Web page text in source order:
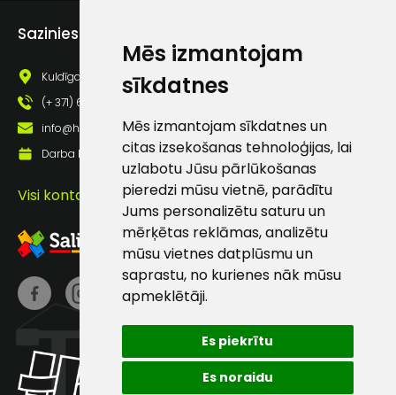
Mēs izmantojam
sīkdatnes
Mēs izmantojam sīkdatnes un
citas izsekošanas tehnoloģijas, lai
uzlabotu Jūsu pārlūkošanas
pieredzi mūsu vietnē, parādītu
Jums personalizētu saturu un
mērķētas reklāmas, analizētu
mūsu vietnes datplūsmu un
saprastu, no kurienes nāk mūsu
apmeklētāji.
Es piekrītu
Es noraidu
Sazinies ar mums
Kuldīgas iela 69a, Saldus, Saldus nov., LV - 3801
(+ 371) 63 881 186
info@hards.lv
Darba laiks: Darbadienās: 8:00 - 17:00
Visi kontakti
Sūtīt ziņojumu
Klientu
atbalsts
Darbdienās:
8:00 – 17:00
info@hards.lv